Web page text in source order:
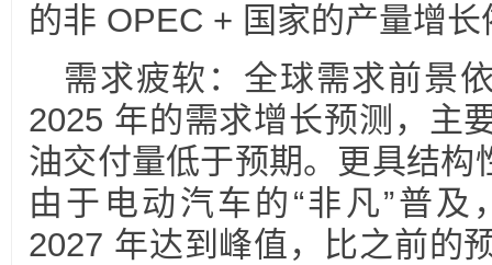
的非 OPEC + 国家的产量增
需求疲软：全球需求前景
2025 年的需求增长预测，主
油交付量低于预期。更具结构
由于电动汽车的“非凡”普
2027 年达到峰值，比之前的